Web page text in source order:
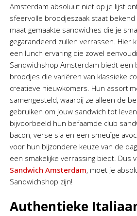
Amsterdam absoluut niet op je lijst
sfeervolle broodjeszaak staat
maat gemaakte sandwiches die je
gegarandeerd zullen verrassen. Hier
een lunch ervaring die zowel
Sandwichshop Amsterdam biedt een
broodjes die variëren van klassieke
creatieve nieuwkomers. Hun
samengesteld, waarbij ze alleen de
gebruiken om jouw sandwich tot
bijvoorbeeld hun befaamde club
bacon, verse sla en een smeuïge
voor hun bijzondere keuze van de
een smakelijke verrassing biedt. Dus
Sandwich Amsterdam, moet je
Sandwichshop zijn!
Authentieke